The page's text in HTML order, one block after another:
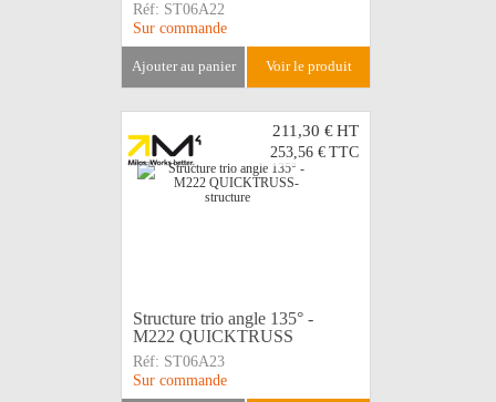
Réf: ST06A22
Sur commande
ajouter au panier voir le produit
211,30 €HT
253,56 € TTC
Structure trio angle 135° -
M222 QUICKTRUSS
Réf: ST06A23
Sur commande